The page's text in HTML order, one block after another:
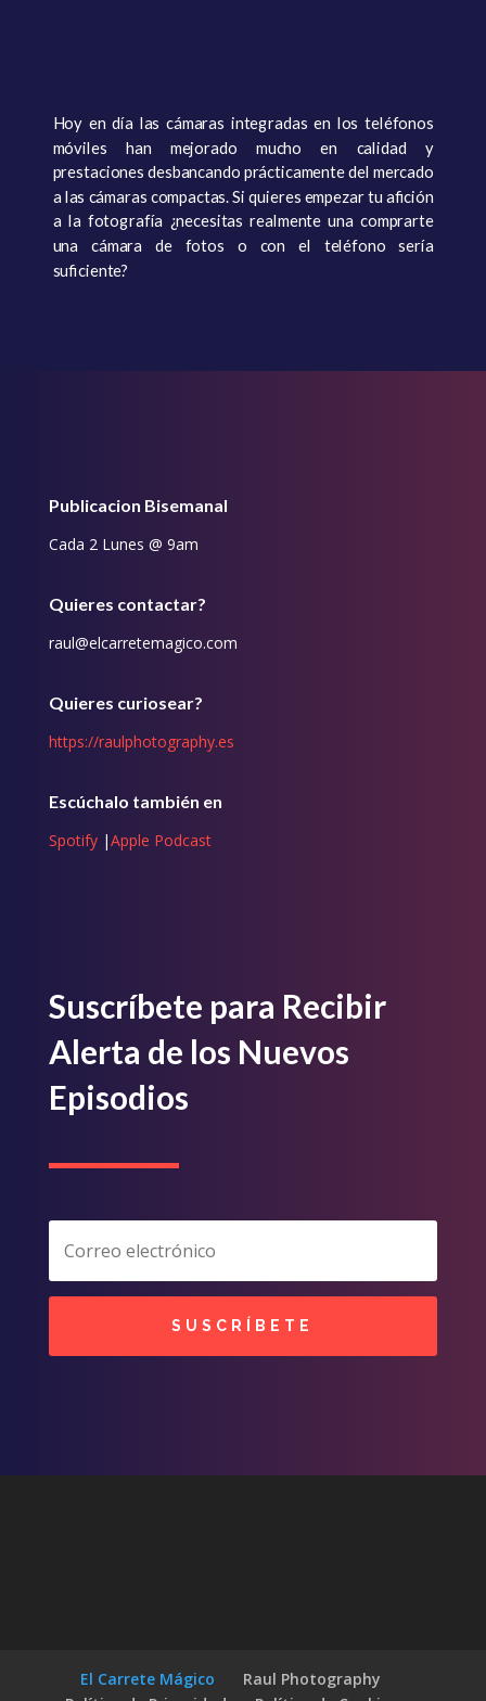
Hoy en día las cámaras integradas en los teléfonos
móviles han mejorado mucho en calidad y
prestaciones desbancando prácticamente del mercado
a las cámaras compactas. Si quieres empezar tu afición
a la fotografía ¿necesitas realmente una comprarte
una cámara de fotos o con el teléfono sería
suficiente?
Publicacion Bisemanal
Cada 2 Lunes @ 9am
Quieres contactar?
raul@elcarretemagico.com
Quieres curiosear?
https://raulphotography.es
Escúchalo también en
Spotify|Apple Podcast
Suscríbete para Recibir
Alerta de los Nuevos
Episodios
SUSCRÍBETE
El Carrete Mágico
Raul Photography